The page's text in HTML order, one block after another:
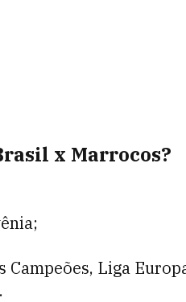
x Marrocos?
Campeões, Liga